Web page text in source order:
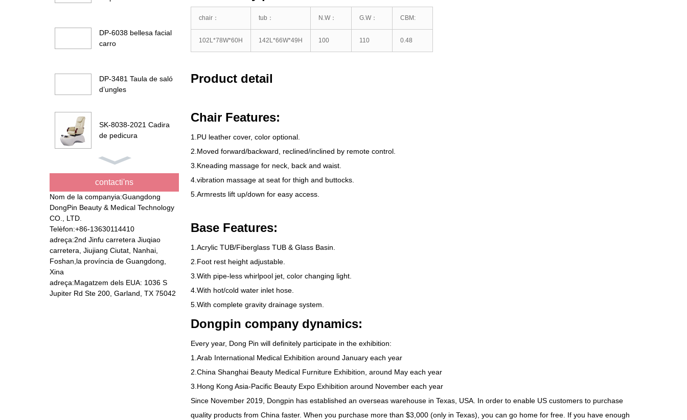
DP-6038 bellesa facial
carro
DP-3481 Taula de saló
d’ungles
SK-8038-2021 Cadira
de pedicura
bellesa
elèctrica
DP-5801 Cadira de
contacti'ns
Nom de la companyia:Guangdong
DongPin Beauty & Medical Technology
CO., LTD.
Telèfon:+86-13630114410
adreça:2nd Jinfu carretera Jiuqiao
carretera, Jiujiang Ciutat, Nanhai,
Foshan,la província de Guangdong,
Xina
adreça:Magatzem dels EUA: 1036 S
Jupiter Rd Ste 200, Garland, TX 75042
chair ： tub ： N.W ： G.W ： CBM:
102 L*78W*60H 142 L*66W*49H 100 110 0.48
Product detail
Chair Features:
1.PU leather cover, color optional.
2.Moved forward/backward, reclined/inclined by remote control.
3.Kneading massage for neck, back and waist.
4.vibration massage at seat for thigh and buttocks.
5.Armrests lift up/down for easy access.
Base Features:
1.Acrylic TUB/Fiberglass TUB &Glass Basin.
2.Foot rest height adjustable.
3.With pipe-less whirlpool jet, color changing light.
4.With hot/cold water inlet hose.
5.With complete gravity drainage system.
Dongpin company dynamics:
Every year, Dong Pin will definitely participate in the exhibition:
1.Arab International Medical Exhibition around January each year
2.China Shanghai Beauty Medical Furniture Exhibition, around May each year
3.Hong Kong Asia-Pacific Beauty Expo Exhibition around November each year
Since November 2019, Dongpin has established an overseas warehouse in Texas, USA. In order to enable US customers to purchase
quality products from China faster. When you purchase more than $3,000 (only in Texas), you can go home for free. If you have enough